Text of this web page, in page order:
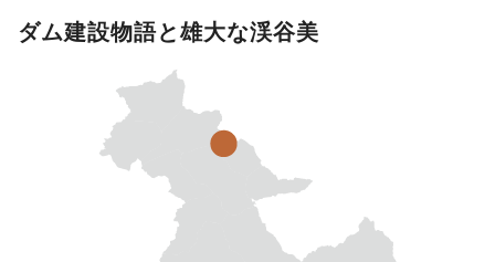
ダム建設物語と雄大な渓谷美